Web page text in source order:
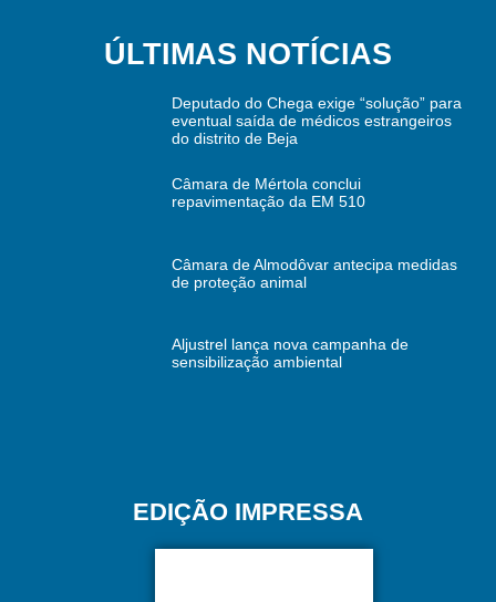
ÚLTIMAS NOTÍCIAS
Deputado do Chega exige “solução” para
eventual saída de médicos estrangeiros
do distrito de Beja
Câmara de Mértola conclui
repavimentação da EM 510
Câmara de Almodôvar antecipa medidas
de proteção animal
Aljustrel lança nova campanha de
sensibilização ambiental
EDIÇÃO IMPRESSA